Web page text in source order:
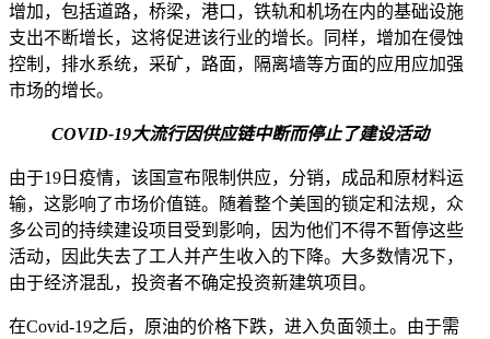
增加，包括道路，桥梁，港口，铁轨和机场在内的基础设施
支出不断增长，这将促进该行业的增长。同样，增加在侵蚀
控制，排水系统，采矿，路面，隔离墙等方面的应用应加强
市场的增长。
COVID-19大流行因供应链中断而停止了建设活动
由于19日疫情，该国宣布限制供应，分销，成品和原材料运
输，这影响了市场价值链。随着整个美国的锁定和法规，众
多公司的持续建设项目受到影响，因为他们不得不暂停这些
活动，因此失去了工人并产生收入的下降。大多数情况下，
由于经济混乱，投资者不确定投资新建筑项目。
在Covid-19之后，原油的价格下跌，进入负面领土。由于需